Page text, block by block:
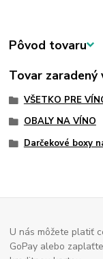
Pôvod tovaru
Tovar zaradený
VŠETKO PRE
OBALY NA VÍNO
Darčekové boxy
U nás môžete platiť
GoPay alebo